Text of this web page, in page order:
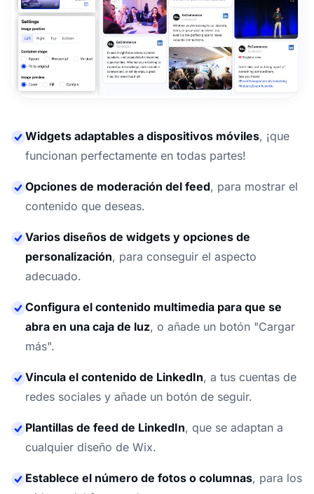
Widgets adaptables a dispositivos móviles, ¡que
funcionan perfectamente en todas partes!
Opciones de moderación del feed, para mostrar el
contenido que deseas.
Varios diseños de widgets y opciones de
personalización, para conseguir el aspecto
adecuado.
Configura el contenido multimedia para que se
abra en una caja de luz, o añade un botón "Cargar
más".
Vincula el contenido de LinkedIn, a tus cuentas de
redes sociales y añade un botón de seguir.
Plantillas de feed de LinkedIn, que se adaptan a
cualquier diseño de Wix.
Establece el número de fotos o columnas, para los